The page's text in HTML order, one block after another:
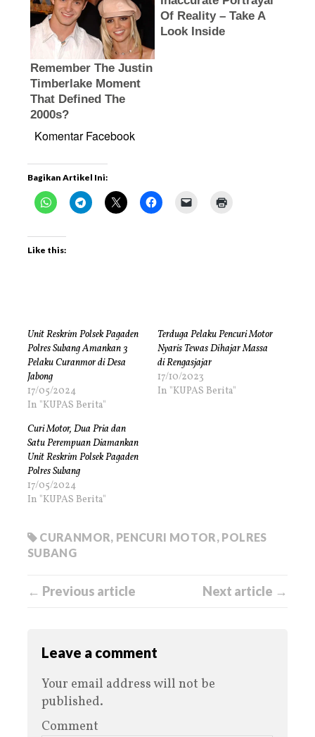
Komentar Facebook
Bagikan Artikel Ini:
Like this:
Unit Reskrim Polsek Pagaden
Polres Subang Amankan 3
Pelaku Curanmor di Desa
Jabong
17/05/2024
In "KUPAS Berita"
Terduga Pelaku Pencuri Motor
Nyaris Tewas Dihajar Massa
di Rengasjajar
17/10/2023
In "KUPAS Berita"
Curi Motor, Dua Pria dan
Satu Perempuan Diamankan
Unit Reskrim Polsek Pagaden
Polres Subang
17/05/2024
In "KUPAS Berita"
CURANMOR, PENCURI MOTOR, POLRES
SUBANG
← Previous article Next article →
Leave a comment
Your email address will not be
published.
Comment